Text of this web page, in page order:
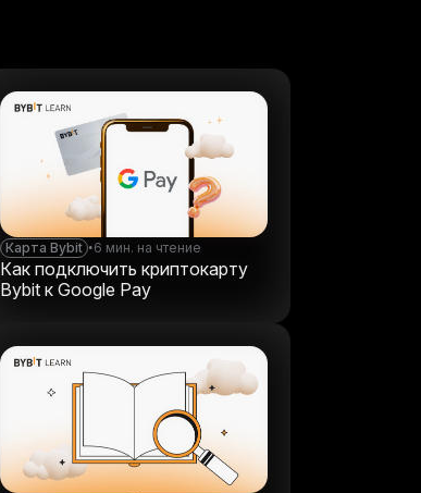
Карта Bybit •6 мин. на чтение
Как подключить криптокарту
Bybit к Google Pay